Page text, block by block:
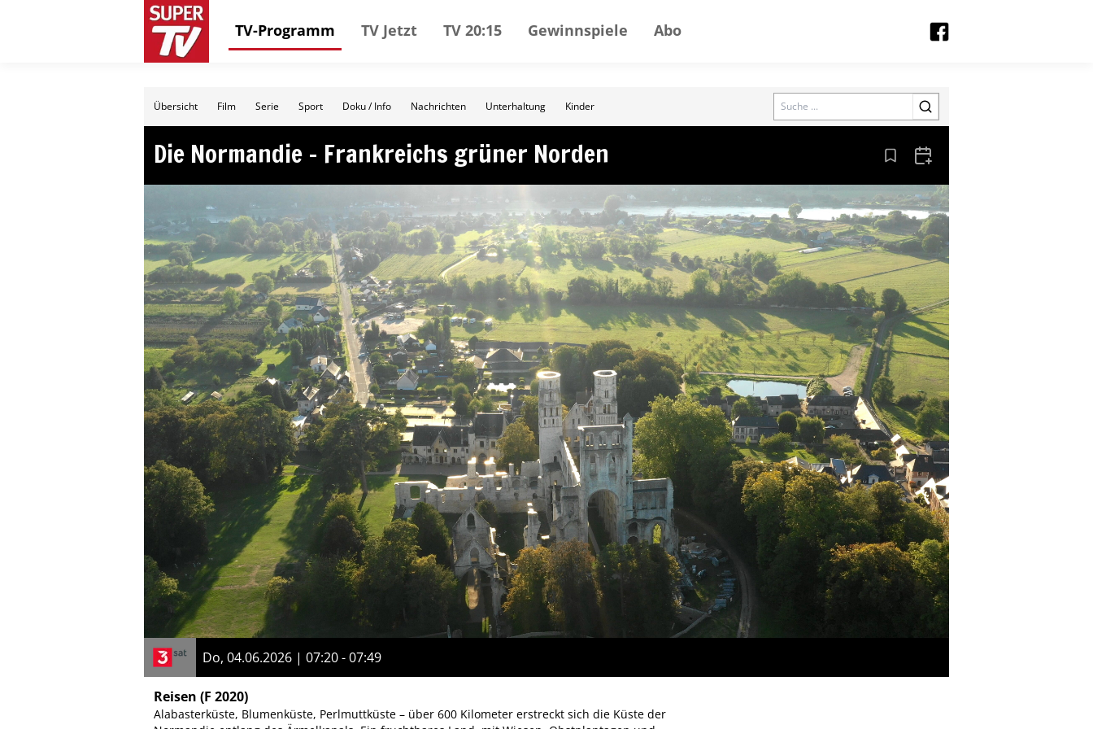
TV-Programm TV Jetzt TV 20:15 Gewinnspiele Abo
Übersicht Film Serie Sport Doku / Info Nachrichten Unterhaltung Kinder Search
Die Normandie – Frankreichs grüner Norden Aus den Lesezeichen entfernen
Zum Kalender hinzufügen
Do, 04.06.2026 | 07:20 - 07:49
Reisen (F 2020)
Alabasterküste, Blumenküste, Perlmuttküste – über 600 Kilometer erstreckt sich die Küste der